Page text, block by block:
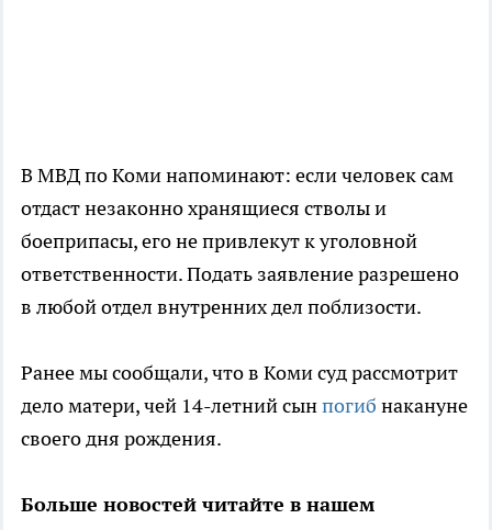
В МВД по Коми напоминают: если человек сам
отдаст незаконно хранящиеся стволы и
боеприпасы, его не привлекут к уголовной
ответственности. Подать заявление разрешено
в любой отдел внутренних дел поблизости.
Ранее мы сообщали, что в Коми суд рассмотрит
дело матери, чей 14-летний сынпогиб накануне
своего дня рождения.
Больше новостей читайте в нашем